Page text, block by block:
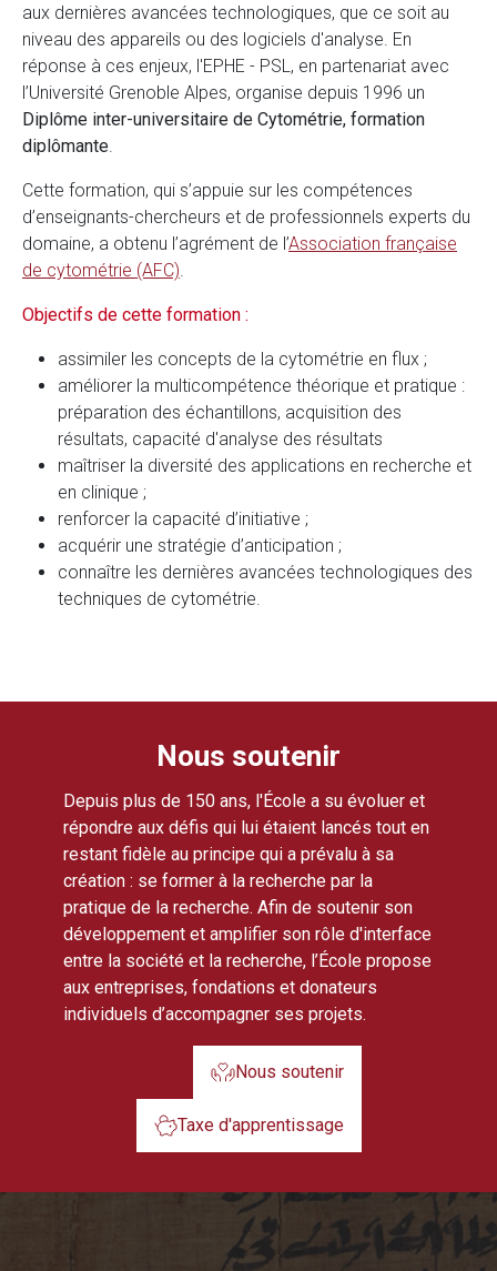
aux dernières avancées technologiques, que ce soit au
niveau des appareils ou des logiciels d'analyse. En
réponse à ces enjeux, l'EPHE - PSL, en partenariat avec
l’Université Grenoble Alpes, organise depuis 1996 un
Diplôme inter-universitaire de Cytométrie, formation
diplômante.
Cette formation, qui s’appuie sur les compétences
d’enseignants-chercheurs et de professionnels experts du
domaine, a obtenu l’agrément de l’Association française
de cytométrie (AFC).
Objectifs de cette formation :
assimiler les concepts de la cytométrie en flux ;
améliorer la multicompétence théorique et pratique :
préparation des échantillons, acquisition des
résultats, capacité d'analyse des résultats
maîtriser la diversité des applications en recherche et
en clinique ;
renforcer la capacité d’initiative ;
acquérir une stratégie d’anticipation ;
connaître les dernières avancées technologiques des
techniques de cytométrie.
Nous soutenir
Depuis plus de 150 ans, l'École a su évoluer et
répondre aux défis qui lui étaient lancés tout en
restant fidèle au principe qui a prévalu à sa
création : se former à la recherche par la
pratique de la recherche. Afin de soutenir son
développement et amplifier son rôle d'interface
entre la société et la recherche, l’École propose
aux entreprises, fondations et donateurs
individuels d’accompagner ses projets.
Nous soutenir
Taxe d'apprentissage